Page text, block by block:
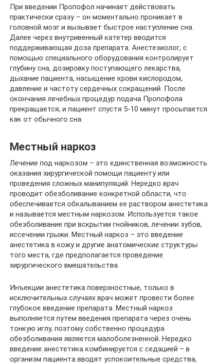
При введении Пропофол начинает действовать
практически сразу – он моментально проникает в
головной мозг и вызывает быстрое наступление сна.
Далее через внутривенный катетер вводится
поддерживающая доза препарата. Анестезиолог, с
помощью специального оборудования контролирует
глубину сна, дозировку поступающего лекарства,
дыхание пациента, насыщение крови кислородом,
давление и частоту сердечных сокращений. После
окончания лечебных процедур подача Пропофола
прекращается, и пациент спустя 5-10 минут просыпается
как от обычного сна.
Местный наркоз
Лечение под наркозом – это единственная возможность
оказания хирургической помощи пациенту или
проведения сложных манипуляций. Нередко врач
проводит обезболивание конкретной области, что
обеспечивается обкалыванием ее раствором анестетика
и называется местным наркозом. Используется такое
обезболивание при вскрытии гнойников, лечении зубов,
иссечении грыжи. Местный наркоз – это введение
анестетика в кожу и другие анатомические структуры
того места, где предполагается проведение
хирургического вмешательства.
Инъекции анестетика поверхностные, только в
исключительных случаях врач может провести более
глубокое введение препарата. Местный наркоз
выполняется путем введения препарата через очень
тонкую иглу, поэтому собственно процедура
обезболивания является малоболезненной. Нередко
введение анестетика комбинируется с седацией – в
организм пациента вводят успокоительные средства,